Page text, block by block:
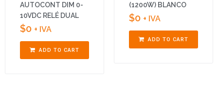
AUTOCONT DIM 0-
10VDC RELÉ DUAL
$0 + IVA
ADD TO CART
(1200W) BLANCO
$0 + IVA
ADD TO CART